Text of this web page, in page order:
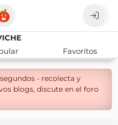
Favoritos
- recolecta y
blogs, discute en el foro